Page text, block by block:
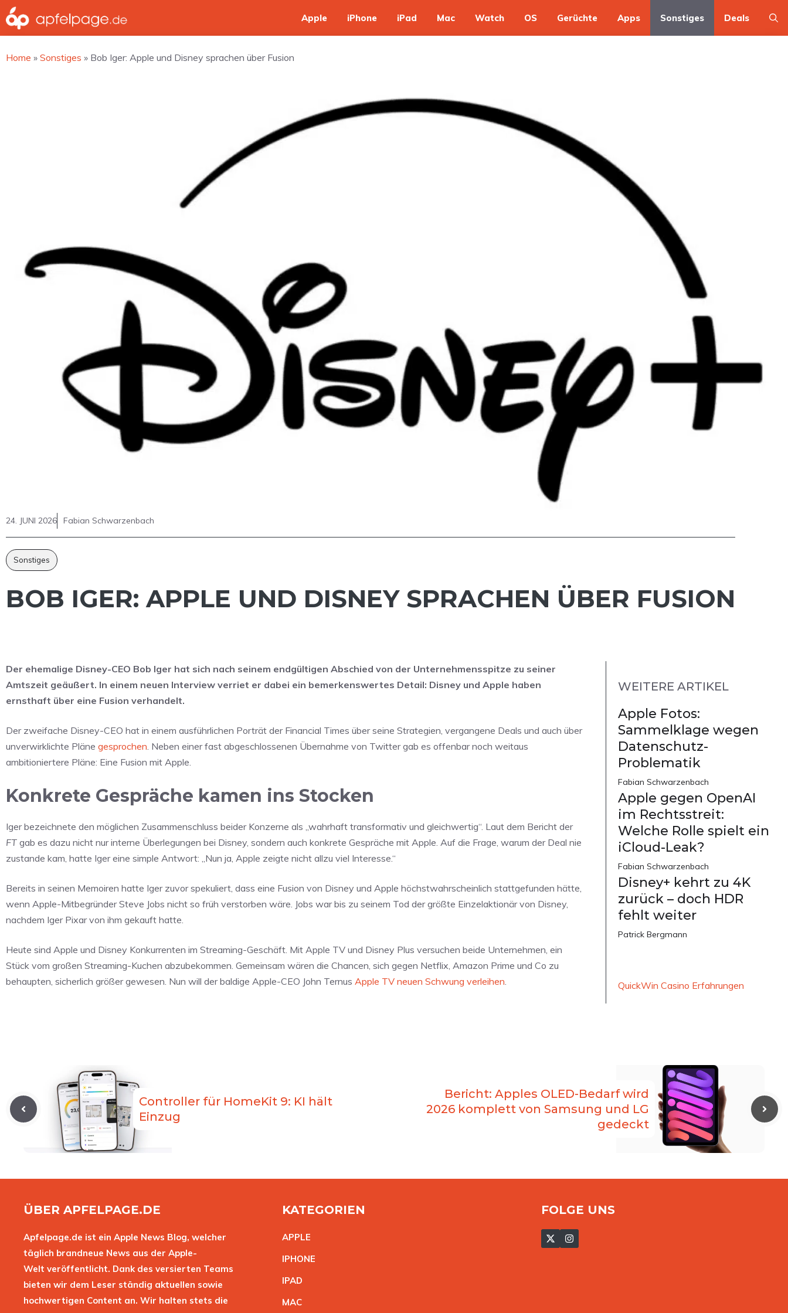
Zum
Inhalt
springen
Apple iPhone iPad Mac Watch OS Gerüchte Apps Sonstiges Deals
Home » Sonstiges » Bob Iger: Apple und Disney sprachen über Fusion
24. JUNI 2026 Fabian Schwarzenbach
Sonstiges
BOB IGER: APPLE UND DISNEY SPRACHEN ÜBER FUSION
Der ehemalige Disney-CEO Bob Iger hat sich nach seinem endgültigen Abschied von der Unternehmensspitze zu seiner
Amtszeit geäußert. In einem neuen Interview verriet er dabei ein bemerkenswertes Detail: Disney und Apple haben
ernsthaft über eine Fusion verhandelt.
Der zweifache Disney-CEO hat in einem ausführlichen Porträt der Financial Times über seine Strategien, vergangene Deals und auch über
unverwirklichte Pläne gesprochen . Neben einer fast abgeschlossenen Übernahme von Twitter gab es offenbar noch weitaus
ambitioniertere Pläne: Eine Fusion mit Apple.
Konkrete Gespräche kamen ins Stocken
Iger bezeichnete den möglichen Zusammenschluss beider Konzerne als „wahrhaft transformativ und gleichwertig“. Laut dem Bericht der
FT gab es dazu nicht nur interne Überlegungen bei Disney, sondern auch konkrete Gespräche mit Apple. Auf die Frage, warum der Deal nie
zustande kam, hatte Iger eine simple Antwort: „Nun ja, Apple zeigte nicht allzu viel Interesse.“
Bereits in seinen Memoiren hatte Iger zuvor spekuliert, dass eine Fusion von Disney und Apple höchstwahrscheinlich stattgefunden hätte,
wenn Apple-Mitbegründer Steve Jobs nicht so früh verstorben wäre. Jobs war bis zu seinem Tod der größte Einzelaktionär von Disney,
nachdem Iger Pixar von ihm gekauft hatte.
Heute sind Apple und Disney Konkurrenten im Streaming-Geschäft. Mit Apple TV und Disney Plus versuchen beide Unternehmen, ein
Stück vom großen Streaming-Kuchen abzubekommen. Gemeinsam wären die Chancen, sich gegen Netflix, Amazon Prime und Co zu
behaupten, sicherlich größer gewesen. Nun will der baldige Apple-CEO John Ternus Apple TV neuen Schwung verleihen
WEITERE ARTIKEL
Apple Fotos:
Sammelklage wegen
Datenschutz-
Problematik
Fabian Schwarzenbach
Apple gegen OpenAI
im Rechtsstreit:
Welche Rolle spielt ein
iCloud-Leak?
Fabian Schwarzenbach
Disney+ kehrt zu 4K
zurück – doch HDR
fehlt weiter
Patrick Bergmann
QuickWin Casino Erfahrungen
Controller für HomeKit 9: KI hält
Einzug
Bericht: Apples OLED-Bedarf wird
2026 komplett von Samsung und LG
gedeckt
ÜBER APFELPAGE.DE
Apfelpage.de ist ein Apple News Blog, welcher
täglich brandneue News aus der Apple-
Welt veröffentlicht. Dank des versierten Teams
bieten wir dem Leser ständig aktuellen sowie
hochwertigen Content an. Wir halten stets die
KATEGORIEN
APPLE
IPHONE
IPAD
MAC
FOLGE UNS